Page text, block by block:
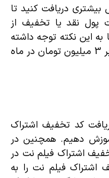
دریافت کنید تا
پول نقد یا تخفیف از
به این نکته توجه داشته
باشید که دریافت منکس به‌ازای هر کاربر 3 میلیون تومان در ماه
کد تخفیف اشتراک
دهیم. همچنین در
اشتراک فیلم نت در
فیلم نت را به